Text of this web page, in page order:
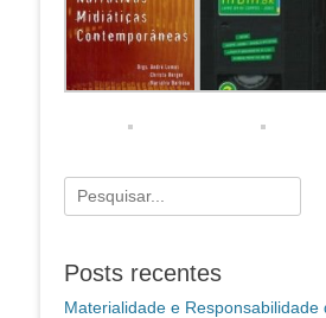
Pesquisar
por:
Posts recentes
Materialidade e Responsabilidade